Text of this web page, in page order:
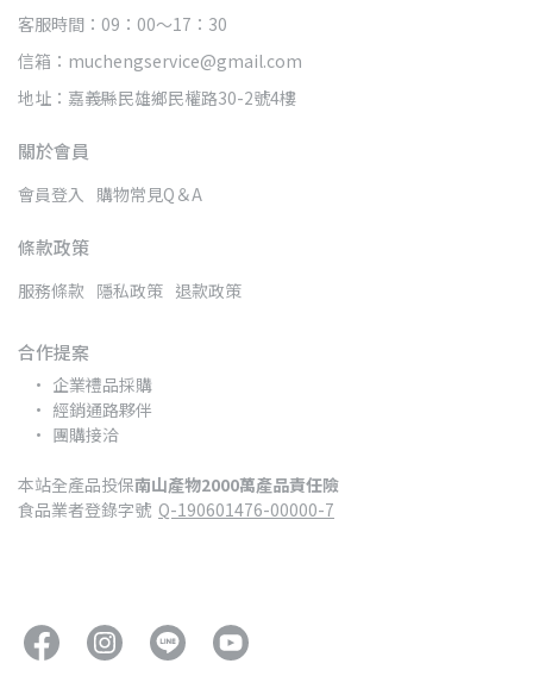
客服時間：09：00～17：30
信箱：muchengservice@gmail.com
地址：嘉義縣民雄鄉民權路30-2號4樓
關於會員
會員登入 購物常見Q＆A
條款政策
服務條款 隱私政策 退款政策
合作提案
企業禮品採購
經銷通路夥伴
團購接洽
本站全產品投保南山產物2000萬產品責任險
食品業者登錄字號 Q-190601476-00000-7